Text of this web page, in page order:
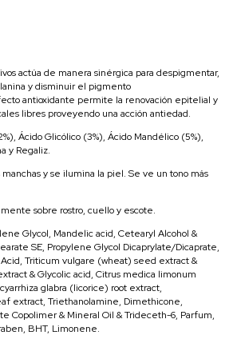
actúa de manera sinérgica para despigmentar,
y disminuir el pigmento
antioxidante permite la renovación epitelial y
libres proveyendo una acción antiedad.
Ácido Glicólico (3%), Ácido Mandélico (5%),
y Regaliz.
manchas y se ilumina la piel. Se ve un tono más
sobre rostro, cuello y escote.
Glycol, Mandelic acid, Cetearyl Alcohol &
SE, Propylene Glycol Dicaprylate/Dicaprate,
Acid, Triticum vulgare (wheat) seed extract &
& Glycolic acid, Citrus medica limonum
glabra (licorice) root extract,
extract, Triethanolamine, Dimethicone,
Copolimer & Mineral Oil & Trideceth-6, Parfum,
BHT, Limonene.